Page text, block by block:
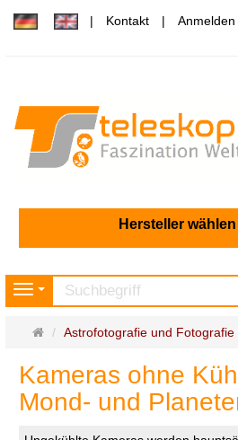
Kontakt Anmelden
Hersteller wählen
Navigation
Startseite
Astrofotografie und Fotografie
Kameras ohne
Mond- und